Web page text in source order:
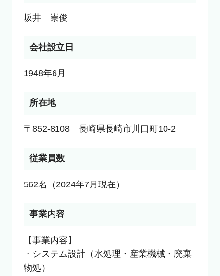
坂井　崇俊
会社設立日
1948年6月
所在地
〒852-8108　長崎県長崎市川口町10-2
従業員数
562名（2024年7月現在）
事業内容
【事業内容】
・システム設計（水処理・産業機械・廃棄
物処）